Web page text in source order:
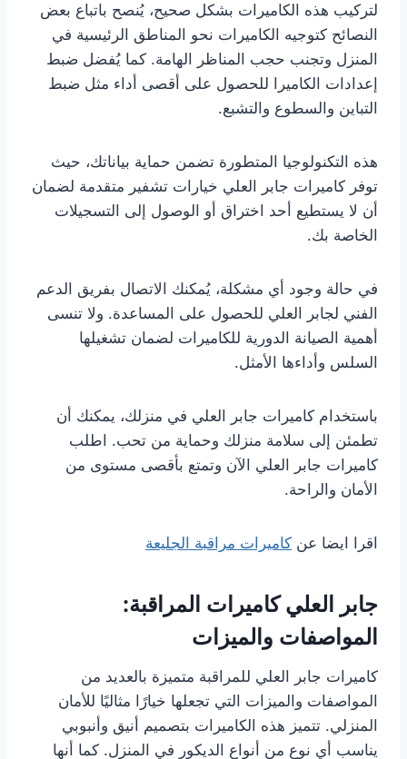
لتركيب هذه الكاميرات بشكل صحيح، يُنصح باتباع بعض
النصائح كتوجيه الكاميرات نحو المناطق الرئيسية في
المنزل وتجنب حجب المناظر الهامة. كما يُفضل ضبط
إعدادات الكاميرا للحصول على أقصى أداء مثل ضبط
التباين والسطوع والتشبع.
هذه التكنولوجيا المتطورة تضمن حماية بياناتك، حيث
توفر كاميرات جابر العلي خيارات تشفير متقدمة لضمان
أن لا يستطيع أحد اختراق أو الوصول إلى التسجيلات
الخاصة بك.
في حالة وجود أي مشكلة، يُمكنك الاتصال بفريق الدعم
الفني لجابر العلي للحصول على المساعدة. ولا تنسى
أهمية الصيانة الدورية للكاميرات لضمان تشغيلها
السلس وأداءها الأمثل.
باستخدام كاميرات جابر العلي في منزلك، يمكنك أن
تطمئن إلى سلامة منزلك وحماية من تحب. اطلب
كاميرات جابر العلي الآن وتمتع بأقصى مستوى من
الأمان والراحة.
اقرا ايضا عن كاميرات مراقبة الجليعة
جابر العلي كاميرات المراقبة:
المواصفات والميزات
كاميرات جابر العلي للمراقبة متميزة بالعديد من
المواصفات والميزات التي تجعلها خيارًا مثاليًا للأمان
المنزلي. تتميز هذه الكاميرات بتصميم أنيق وأنبوبي
يناسب أي نوع من أنواع الديكور في المنزل. كما أنها